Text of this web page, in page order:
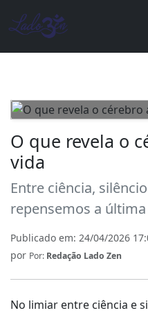
O que revela o
vida
Entre ciência,
repensemos a
Publicado em: 24/04/2026
por Por: Redação Lado Zen
No limiar entre ciência e